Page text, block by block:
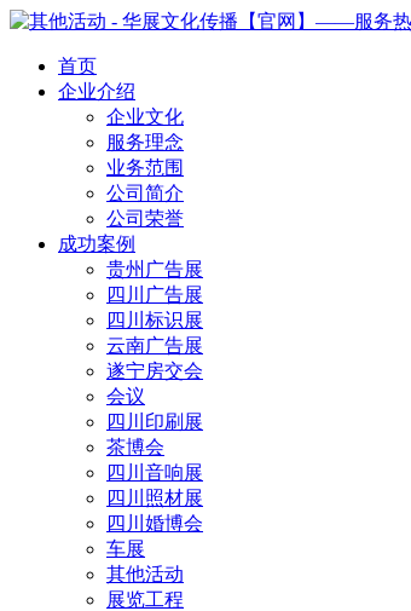
首页
企业介绍
企业文化
服务理念
业务范围
公司简介
公司荣誉
成功案例
贵州广告展
四川广告展
四川标识展
云南广告展
遂宁房交会
会议
四川印刷展
茶博会
四川音响展
四川照材展
四川婚博会
车展
其他活动
展览工程